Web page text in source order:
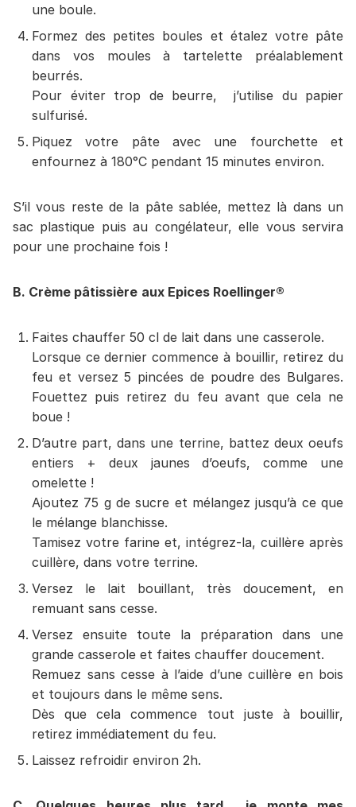
une boule.
Formez des petites boules et étalez votre pâte
dans vos moules à tartelette préalablement
beurrés.
Pour éviter trop de beurre, j’utilise du papier
sulfurisé.
Piquez votre pâte avec une fourchette et
enfournez à 180°C pendant 15 minutes environ.
S’il vous reste de la pâte sablée, mettez là dans un
sac plastique puis au congélateur, elle vous servira
pour une prochaine fois !
B. Crème pâtissière aux Epices Roellinger®
Faites chauffer 50 cl de lait dans une casserole.
Lorsque ce dernier commence à bouillir, retirez du
feu et versez 5 pincées de poudre des Bulgares.
Fouettez puis retirez du feu avant que cela ne
boue !
D’autre part, dans une terrine, battez deux oeufs
entiers + deux jaunes d’oeufs, comme une
omelette !
Ajoutez 75 g de sucre et mélangez jusqu’à ce que
le mélange blanchisse.
Tamisez votre farine et, intégrez-la, cuillère après
cuillère, dans votre terrine.
Versez le lait bouillant, très doucement, en
remuant sans cesse.
Versez ensuite toute la préparation dans une
grande casserole et faites chauffer doucement.
Remuez sans cesse à l’aide d’une cuillère en bois
et toujours dans le même sens.
Dès que cela commence tout juste à bouillir,
retirez immédiatement du feu.
Laissez refroidir environ 2h.